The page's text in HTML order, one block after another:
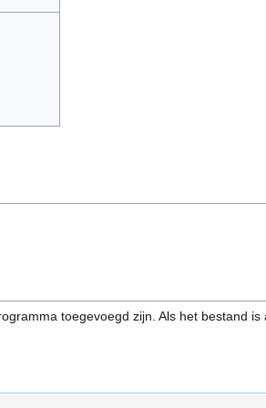
toegevoegd zijn. Als het bestand is